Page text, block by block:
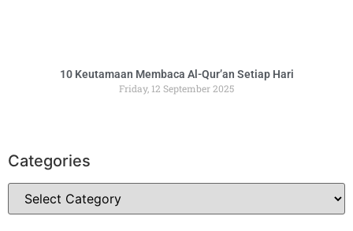
10 Keutamaan Membaca Al-Qur’an Setiap Hari
Friday, 12 September 2025
Categories